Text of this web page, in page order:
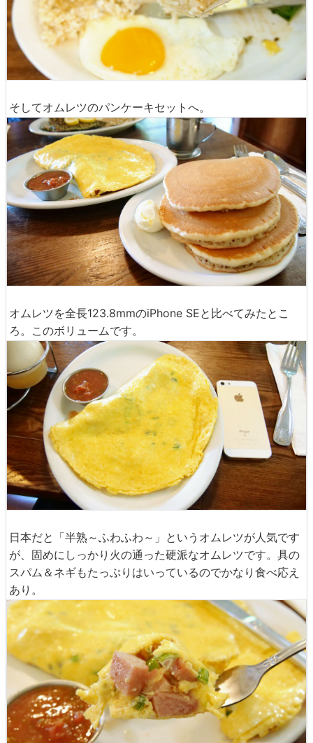
そしてオムレツのパンケーキセットへ。
オムレツを全長123.8mmのiPhone SEと比べてみたとこ
ろ。このボリュームです。
日本だと「半熟～ふわふわ～」というオムレツが人気です
が、固めにしっかり火の通った硬派なオムレツです。具の
スパム＆ネギもたっぷりはいっているのでかなり食べ応え
あり。